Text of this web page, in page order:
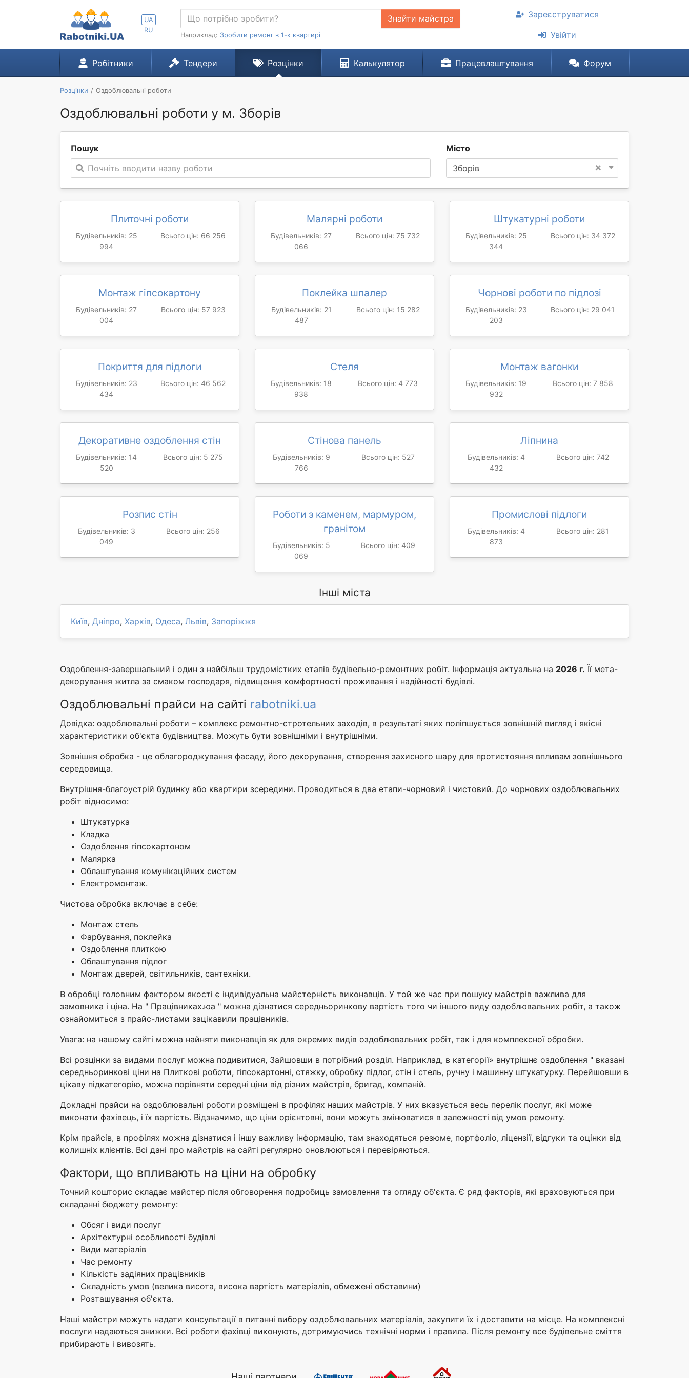
UA
RU
Знайти майстра
Наприклад: Зробити ремонт в 1-к квартирі
Зареєструватися
Увійти
Робітники Тендери Розцінки Калькулятор Працевлаштування Форум
Розцінки Оздоблювальні роботи
Оздоблювальні роботи у м. Зборів
Пошук
Почніть вводити назву роботи
Місто
×
Зборів
Плиточні роботи
Будівельників: 25
994
Всього цін: 66 256
Малярні роботи
Будівельників: 27
066
Всього цін: 75 732
Штукатурні роботи
Будівельників: 25
344
Всього цін: 34 372
Монтаж гіпсокартону
Будівельників: 27
004
Всього цін: 57 923
Поклейка шпалер
Будівельників: 21
487
Всього цін: 15 282
Чорнові роботи по підлозі
Будівельників: 23
203
Всього цін: 29 041
Покриття для підлоги
Будівельників: 23
434
Всього цін: 46 562
Стеля
Будівельників: 18
938
Всього цін: 4 773
Монтаж вагонки
Будівельників: 19
932
Всього цін: 7 858
Декоративне оздоблення стін
Будівельників: 14
520
Всього цін: 5 275
Стінова панель
Будівельників: 9
766
Всього цін: 527
Ліпнина
Будівельників: 4
432
Всього цін: 742
Розпис стін
Будівельників: 3
049
Всього цін: 256
Роботи з каменем, мармуром,
гранітом
Будівельників: 5
069
Всього цін: 409
Промислові підлоги
Будівельників: 4
873
Всього цін: 281
Інші міста
Київ, Дніпро, Харків, Одеса, Львів, Запоріжжя
Оздоблення-завершальний і один з найбільш трудомістких етапів будівельно-ремонтних робіт. Інформація актуальна на 2026 г. Її мета-
декорування житла за смаком господаря, підвищення комфортності проживання і надійності будівлі.
Оздоблювальні прайси на сайті rabotniki.ua
Довідка: оздоблювальні роботи – комплекс ремонтно-стротельних заходів, в результаті яких поліпшується зовнішній вигляд і якісні
характеристики об'єкта будівництва. Можуть бути зовнішніми і внутрішніми.
Зовнішня обробка - це облагороджування фасаду, його декорування, створення захисного шару для протистояння впливам зовнішнього
середовища.
Внутрішня-благоустрій будинку або квартири зсередини. Проводиться в два етапи-чорновий і чистовий. До чорнових оздоблювальних
робіт відносимо:
Штукатурка
Кладка
Оздоблення гіпсокартоном
Малярка
Облаштування комунікаційних систем
Електромонтаж.
Чистова обробка включає в себе:
Монтаж стель
Фарбування, поклейка
Оздоблення плиткою
Облаштування підлог
Монтаж дверей, світильників, сантехніки.
В обробці головним фактором якості є індивідуальна майстерність виконавців. У той же час при пошуку майстрів важлива для
замовника і ціна. На " Працівниках.юа " можна дізнатися середньоринкову вартість того чи іншого виду оздоблювальних робіт, а також
ознайомиться з прайс-листами зацікавили працівників.
Увага: на нашому сайті можна найняти виконавців як для окремих видів оздоблювальних робіт, так і для комплексної обробки.
Всі розцінки за видами послуг можна подивитися, Зайшовши в потрібний розділ. Наприклад, в категорії» внутрішнє оздоблення " вказані
середньоринкові ціни на Плиткові роботи, гіпсокартонні, стяжку, обробку підлог, стін і стель, ручну і машинну штукатурку. Перейшовши в
цікаву підкатегорію, можна порівняти середні ціни від різних майстрів, бригад, компаній.
Докладні прайси на оздоблювальні роботи розміщені в профілях наших майстрів. У них вказується весь перелік послуг, які може
виконати фахівець, і їх вартість. Відзначимо, що ціни орієнтовні, вони можуть змінюватися в залежності від умов ремонту.
Крім прайсів, в профілях можна дізнатися і іншу важливу інформацію, там знаходяться резюме, портфоліо, ліцензії, відгуки та оцінки від
колишніх клієнтів. Всі дані про майстрів на сайті регулярно оновлюються і перевіряються.
Фактори, що впливають на ціни на обробку
Точний кошторис складає майстер після обговорення подробиць замовлення та огляду об'єкта. Є ряд факторів, які враховуються при
складанні бюджету ремонту:
Обсяг і види послуг
Архітектурні особливості будівлі
Види матеріалів
Час ремонту
Кількість задіяних працівників
Складність умов (велика висота, висока вартість матеріалів, обмежені обставини)
Розташування об'єкта.
Наші майстри можуть надати консультації в питанні вибору оздоблювальних матеріалів, закупити їх і доставити на місце. На комплексні
послуги надаються знижки. Всі роботи фахівці виконують, дотримуючись технічні норми і правила. Після ремонту все будівельне сміття
прибирають і вивозять.